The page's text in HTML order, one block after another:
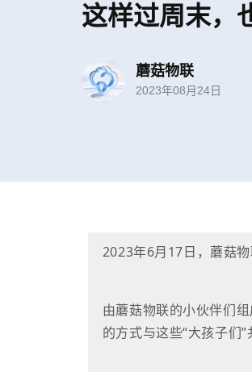
这样过周末，
蘑菇物联
2023年08月24日
2023年6月17日，蘑菇物
由蘑菇物联的小伙伴们
的方式与这些“大孩子们”